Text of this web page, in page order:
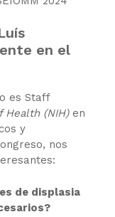
en el
es Staff
Health (NIH)en
y
nos
de displasia